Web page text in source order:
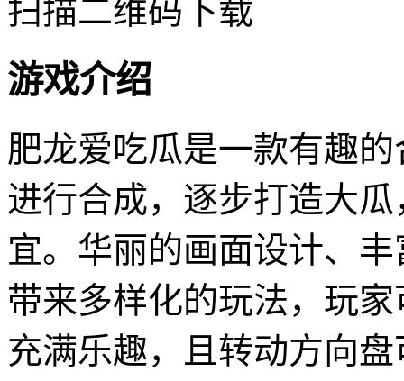
扫描二维码下载
游戏介绍
肥龙爱吃瓜是一款有趣
进行合成，逐步打造大
宜。华丽的画面设计、
带来多样化的玩法，玩家
充满乐趣，且转动方向